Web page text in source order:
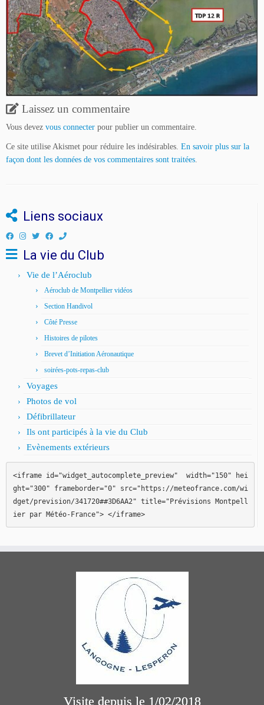
Laissez un commentaire
Vous devez vous connecter pour publier un commentaire.
Ce site utilise Akismet pour réduire les indésirables. En savoir plus sur la
façon dont les données de vos commentaires sont traitées.
Liens sociaux
La vie du Club
Vie de l’Aéroclub
Aéroclub de Montpellier vidéos
Section Handivol
Côté Presse
Histoires de pilotes
Brevet d’Initiation Aéronautique
soirées-pots-repas-club
Voyages
Photos de vol
Défibrillateur
Ils ont participés à la vie du Club
Evènements extérieurs
<iframe id="widget_autocomplete_preview"  width="150" hei
ght="300" frameborder="0" src="https://meteofrance.com/wi
dget/prevision/341720##3D6AA2" title="Prévisions Montpell
ier par Météo-France"> </iframe>
Visite depuis le 1/02/2018